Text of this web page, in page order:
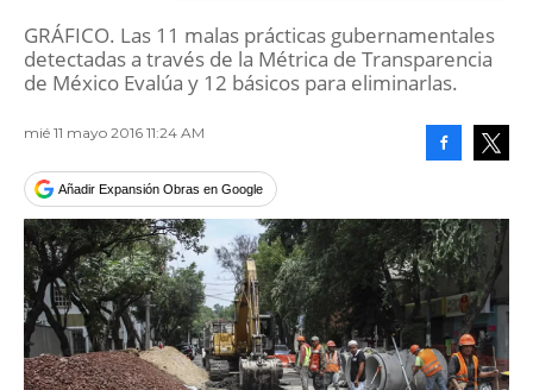
GRÁFICO. Las 11 malas prácticas gubernamentales
detectadas a través de la Métrica de Transparencia
de México Evalúa y 12 básicos para eliminarlas.
mié 11 mayo 2016 11:24 AM
Añadir Expansión Obras en Google